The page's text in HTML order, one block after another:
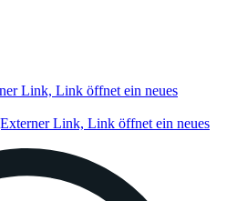
Link, Link öffnet ein neues
Link, Link öffnet ein neues